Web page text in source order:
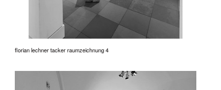
florian lechner tacker raumzeichnung 4